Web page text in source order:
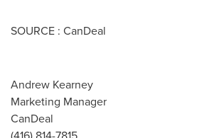
SOURCE : CanDeal
Andrew Kearney
Marketing Manager
CanDeal